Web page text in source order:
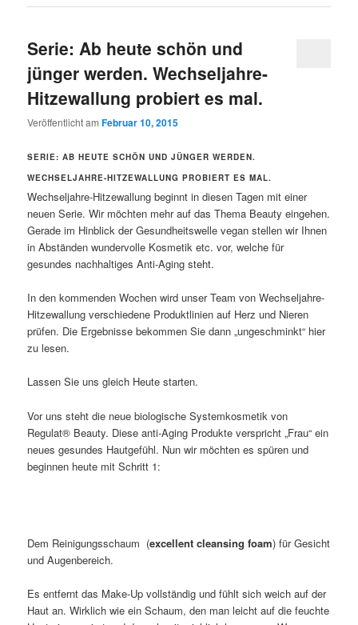
Serie: Ab heute schön und
jünger werden. Wechseljahre-
Hitzewallung probiert es mal.
Veröffentlicht amFebruar 10, 2015
SERIE: AB HEUTE SCHÖN UND JÜNGER WERDEN.
WECHSELJAHRE-HITZEWALLUNG PROBIERT ES MAL.
Wechseljahre-Hitzewallung beginnt in diesen Tagen mit einer
neuen Serie. Wir möchten mehr auf das Thema Beauty eingehen.
Gerade im Hinblick der Gesundheitswelle vegan stellen wir Ihnen
in Abständen wundervolle Kosmetik etc. vor, welche für
gesundes nachhaltiges Anti-Aging steht.
In den kommenden Wochen wird unser Team von Wechseljahre-
Hitzewallung verschiedene Produktlinien auf Herz und Nieren
prüfen. Die Ergebnisse bekommen Sie dann „ungeschminkt“ hier
zu lesen.
Lassen Sie uns gleich Heute starten.
Vor uns steht die neue biologische Systemkosmetik von
Regulat® Beauty. Diese anti-Aging Produkte verspricht „Frau“ ein
neues gesundes Hautgefühl. Nun wir möchten es spüren und
beginnen heute mit Schritt 1:
Dem Reinigungsschaum (excellent cleansing foam) für Gesicht
und Augenbereich.
Es entfernt das Make-Up vollständig und fühlt sich weich auf der
Haut an. Wirklich wie ein Schaum, den man leicht auf die feuchte